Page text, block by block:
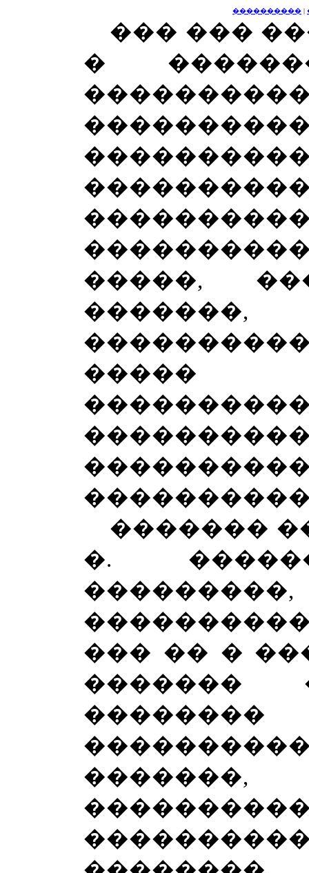
���������� |
��� ���
�
�����,
�����
�������
�.
��� �� �
�������
��������